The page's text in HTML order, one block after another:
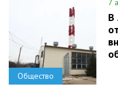
Общество
7
В